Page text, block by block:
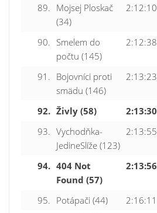
89. Mojsej Ploskač
(34)
2:12:10
90. Smelem do
počtu (145)
2:12:38
91. Bojovníci proti
smädu (146)
2:13:23
92. Živly (58) 2:13:30
93. Vychodňka-
JedineSlíže (123)
2:13:55
94. 404 Not
Found (57)
2:13:56
95. Potápači (44)
2:16:11